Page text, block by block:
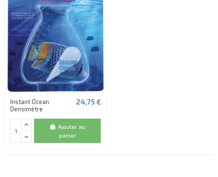
Instant Ocean
Densimètre
24,75 €
Ajouter au
panier